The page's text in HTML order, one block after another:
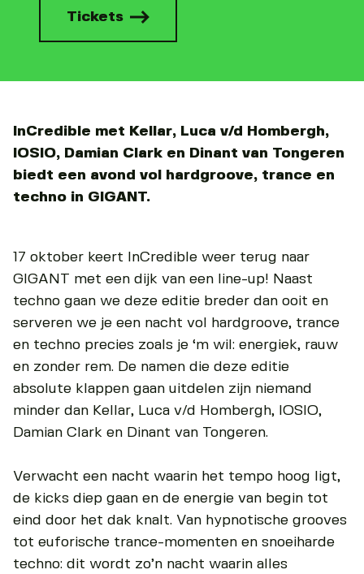
Tickets
InCredible met Kellar, Luca v/d Hombergh,
IOSIO, Damian Clark en Dinant van Tongeren
biedt een avond vol hardgroove, trance en
techno in GIGANT.
17 oktober keert InCredible weer terug naar
GIGANT met een dijk van een line-up! Naast
techno gaan we deze editie breder dan ooit en
serveren we je een nacht vol hardgroove, trance
en techno precies zoals je ‘m wil: energiek, rauw
en zonder rem. De namen die deze editie
absolute klappen gaan uitdelen zijn niemand
minder dan Kellar, Luca v/d Hombergh, IOSIO,
Damian Clark en Dinant van Tongeren.
Verwacht een nacht waarin het tempo hoog ligt,
de kicks diep gaan en de energie van begin tot
eind door het dak knalt. Van hypnotische grooves
tot euforische trance-momenten en snoeiharde
techno: dit wordt zo’n nacht waarin alles